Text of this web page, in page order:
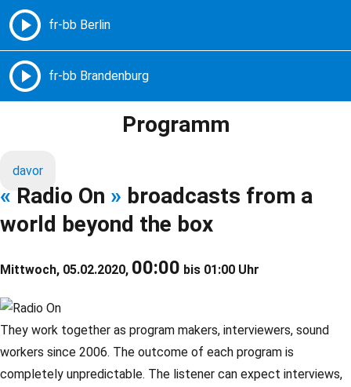
Freie Radios – Berlin Brandenburg
Programm
davor
« Radio On » broadcasts from a
world beyond the box
Mittwoch, 05.02.2020, 00:00 bis 01:00 Uhr
They work together as program makers, interviewers, sound
workers since 2006. The outcome of each program is
completely unpredictable. The listener can expect interviews,